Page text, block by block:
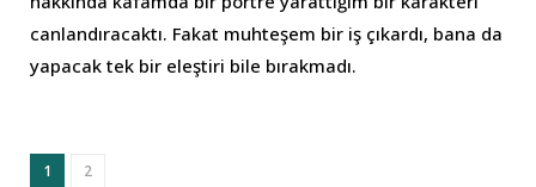
canlandıracaktı. Fakat muhteşem bir iş çıkardı, bana da
yapacak tek bir eleştiri bile bırakmadı.
1 2